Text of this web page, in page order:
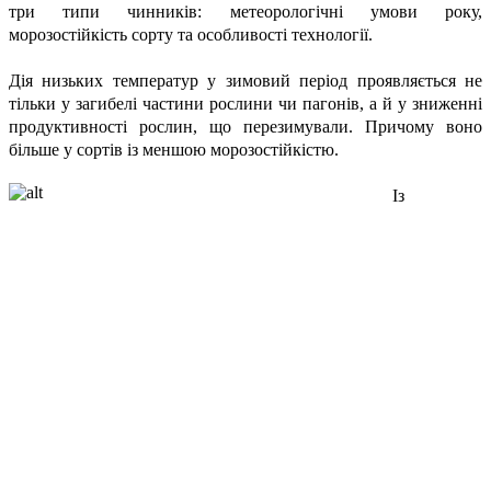
три типи чинників: метеорологічні умови року,
морозостійкість сорту та особливості технології.
Дія низьких температур у зимовий період проявляється не
тільки у загибелі частини рослини чи пагонів, а й у зниженні
продуктивності рослин, що перезимували. Причому воно
більше у сортів із меншою морозостійкістю.
Із